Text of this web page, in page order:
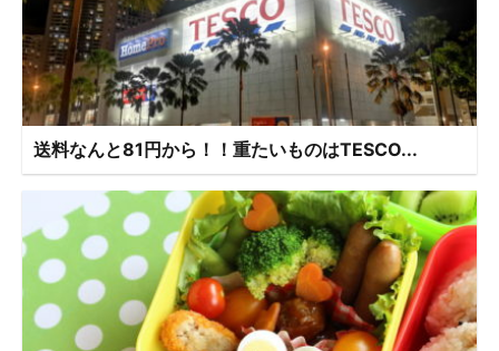
送料なんと81円から！！重たいものはTESCO...